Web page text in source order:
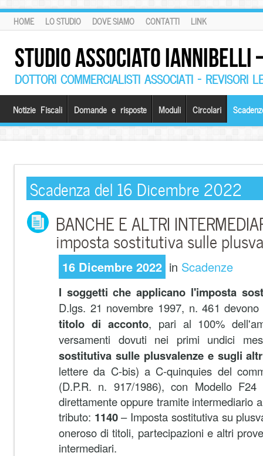
HOME LO STUDIO DOVE SIAMO CONTATTI LINK
STUDIO ASSOCIATO
DOTTORI COMMERCIALISTI ASSOCIATI – REVISORI
Notizie Fiscali Domande e risposte Moduli Circolari
Scadenza del 16 Dicembre 2022
BANCHE E ALTRI
imposta sostitutiva sulle
16 Dicembre 2022 in Scadenze
I soggetti che applicano l'imposta
D.lgs. 21 novembre 1997, n. 461
titolo di acconto, pari al 100%
versamenti dovuti nei primi undici
sostitutiva sulle plusvalenze e sugli
lettere da C-bis) a C-quinquies del
(D.P.R. n. 917/1986), con Modello F24
direttamente oppure tramite intermediario
tributo: 1140– Imposta sostitutiva su
oneroso di titoli, partecipazioni e altri
intermediari.